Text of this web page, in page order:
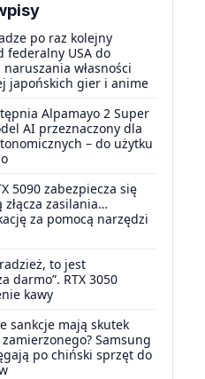
po raz kolejny
federalny USA do
własności
japońskich gier i anime
Alpamayo 2 Super
AI przeznaczony dla
– do użytku
5090 zabezpiecza się
zasilania…
za pomocą narzędzi
to jest
darmo”. RTX 3050
kawy
sankcje mają skutek
Samsung
po chiński sprzęt do